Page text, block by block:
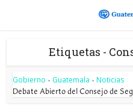
Etiquetas -
Gobierno • Guatemala • Noticias
Debate Abierto del Consejo de